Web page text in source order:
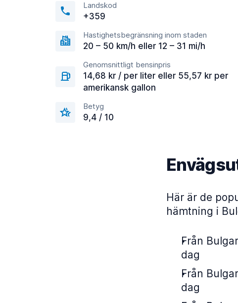
Landskod
+359
Hastighetsbegränsning inom staden
20 – 50 km/h eller 12 – 31 mi/h
Genomsnittligt bensinpris
14,68 kr / per liter eller 55,57 kr per
amerikansk gallon
Betyg
9,4 / 10
Här är de
hämtning i
Från
dag
Från
dag